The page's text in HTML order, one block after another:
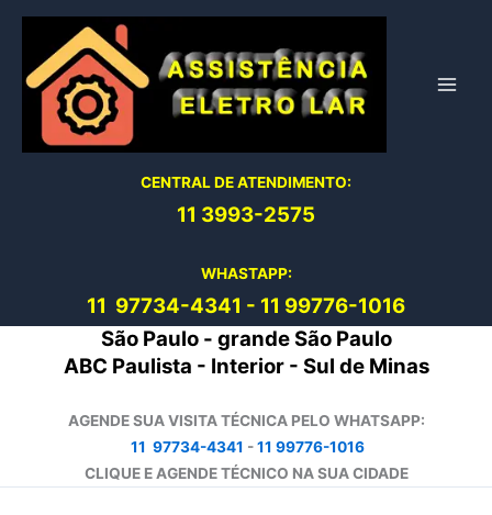
conteúdo
CENTRAL DE ATENDIMENTO:
11 3993-2575
WHASTAPP:
11 97734-4341 - 11 99776-1016
São Paulo - grande São Paulo
ABC Paulista - Interior - Sul de Minas
AGENDE SUA VISITA TÉCNICA PELO WHATSAPP:
11 97734-4341 -11 99776-1016
CLIQUE E AGENDE TÉCNICO NA SUA CIDADE